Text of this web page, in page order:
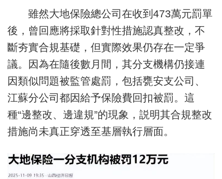
雖然大地保險總公司在收到473萬元罰單
後，曾回應將採取針對性措施認真整改，不
斷夯實合規基礎，但實際效果仍存在一定爭
議。因為在隨後數月間，其分支機構仍接連
因類似問題被監管處罰，包括甕安支公司、
江蘇分公司都因給予保險費回扣被罰。這
種“邊整改、邊違規”的現象，説明其合規整改
措施尚未真正穿透至基層執行層面。